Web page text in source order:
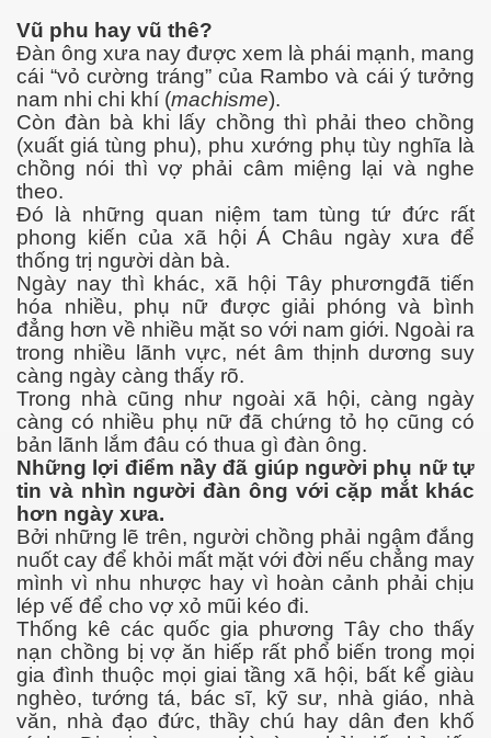
Vũ phu hay vũ thê?
Đàn ông xưa nay được xem là phái mạnh, mang
cái “vỏ cường tráng” của Rambo và cái ý tưởng
nam nhi chi khí (machisme).
Còn đàn bà khi lấy chồng thì phải theo chồng
(xuất giá tùng phu), phu xướng phụ tùy nghĩa là
chồng nói thì vợ phải câm miệng lại và nghe
theo.
Đó là những quan niệm tam tùng tứ đức rất
phong kiến của xã hội Á Châu ngày xưa để
thống trị người dàn bà.
Ngày nay thì khác, xã hội Tây phươngđã tiến
hóa nhiều, phụ nữ được giải phóng và bình
đẳng hơn về nhiều mặt so với nam giới. Ngoài ra
trong nhiều lãnh vực, nét âm thịnh dương suy
càng ngày càng thấy rõ.
Trong nhà cũng như ngoài xã hội, càng ngày
càng có nhiều phụ nữ đã chứng tỏ họ cũng có
bản lãnh lắm đâu có thua gì đàn ông.
Những lợi điểm nầy đã giúp người phụ nữ tự
tin và nhìn người đàn ông với cặp mắt khác
hơn ngày xưa.
Bởi những lẽ trên, người chồng phải ngậm đắng
nuốt cay để khỏi mất mặt với đời nếu chẳng may
mình vì nhu nhược hay vì hoàn cảnh phải chịu
lép vế để cho vợ xỏ mũi kéo đi.
Thống kê các quốc gia phương Tây cho thấy
nạn chồng bị vợ ăn hiếp rất phổ biến trong mọi
gia đình thuộc mọi giai tầng xã hội, bất kể giàu
nghèo, tướng tá, bác sĩ, kỹ sư, nhà giáo, nhà
văn, nhà đạo đức, thầy chú hay dân đen khố
P 200-201